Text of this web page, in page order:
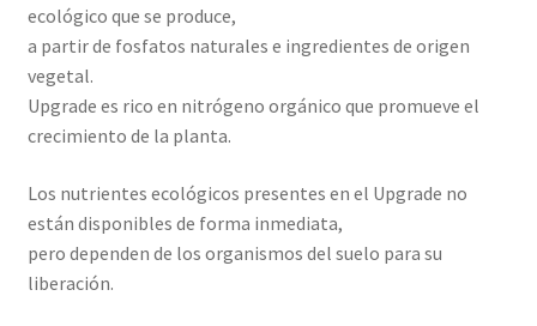
ecológico que se produce,
a partir de fosfatos naturales e ingredientes de origen
vegetal.
Upgrade es rico en nitrógeno orgánico que promueve el
crecimiento de la planta.
Los nutrientes ecológicos presentes en el Upgrade no
están disponibles de forma inmediata,
pero dependen de los organismos del suelo para su
liberación.